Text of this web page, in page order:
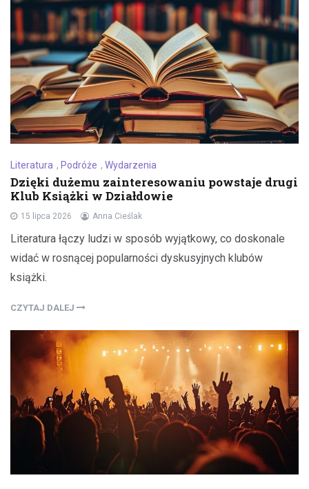
Literatura , Podróże , Wydarzenia
Dzięki dużemu zainteresowaniu powstaje drugi
Klub Książki w Działdowie
15 lipca 2026 Anna Cieślak
Literatura łączy ludzi w sposób wyjątkowy, co doskonale
widać w rosnącej popularności dyskusyjnych klubów
książki.
CZYTAJ DALEJ